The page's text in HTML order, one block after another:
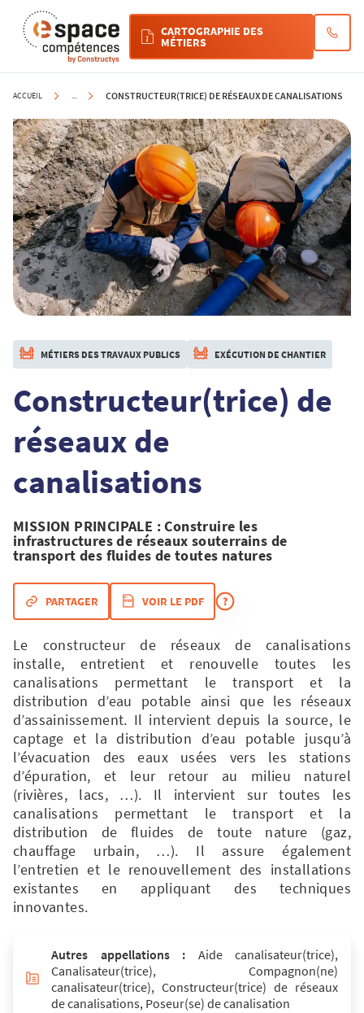
CARTOGRAPHIE DES
MÉTIERS
ACCUEIL ... CONSTRUCTEUR(TRICE) DE RÉSEAUX DE CANALISATIONS
MÉTIERS DES TRAVAUX PUBLICS EXÉCUTION DE CHANTIER
Constructeur(trice) de
réseaux de
canalisations
MISSION PRINCIPALE : Construire les
infrastructures de réseaux souterrains de
transport des fluides de toutes natures
PARTAGER VOIR LE PDF
Le constructeur de réseaux de canalisations
installe, entretient et renouvelle toutes les
canalisations permettant le transport et la
distribution d’eau potable ainsi que les réseaux
d’assainissement. Il intervient depuis la source, le
captage et la distribution d’eau potable jusqu’à
l’évacuation des eaux usées vers les stations
d’épuration, et leur retour au milieu naturel
(rivières, lacs, …). Il intervient sur toutes les
canalisations permettant le transport et la
distribution de fluides de toute nature (gaz,
chauffage urbain, …). Il assure également
l’entretien et le renouvellement des installations
existantes en appliquant des techniques
innovantes.
Autres appellations : Aide canalisateur(trice),
Canalisateur(trice), Compagnon(ne)
canalisateur(trice), Constructeur(trice) de réseaux
de canalisations, Poseur(se) de canalisation